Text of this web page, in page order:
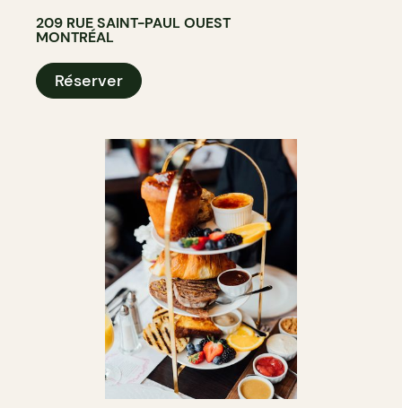
209 RUE SAINT-PAUL OUEST
MONTRÉAL
Réserver